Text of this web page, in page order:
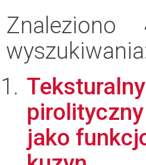
Znaleziono
jako